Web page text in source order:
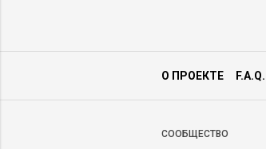
О ПРОЕКТЕ F.A.Q.
CООБЩЕСТВО